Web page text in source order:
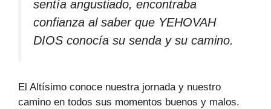
sentía angustiado, encontraba
confianza al saber que YEHOVAH
DIOS conocía su senda y su camino.
El Altísimo conoce nuestra jornada y nuestro
camino en todos sus momentos buenos y malos.